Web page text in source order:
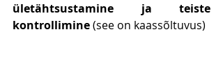
ületähtsustamine ja teiste
kontrollimine (see on kaassõltuvus)